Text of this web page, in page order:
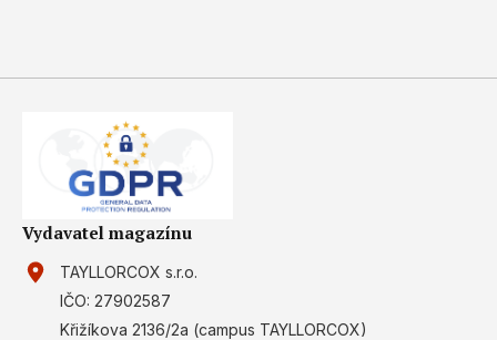
Vydavatel magazínu
TAYLLORCOX s.r.o.
IČO: 27902587
Křižíkova 2136/2a (campus TAYLLORCOX)